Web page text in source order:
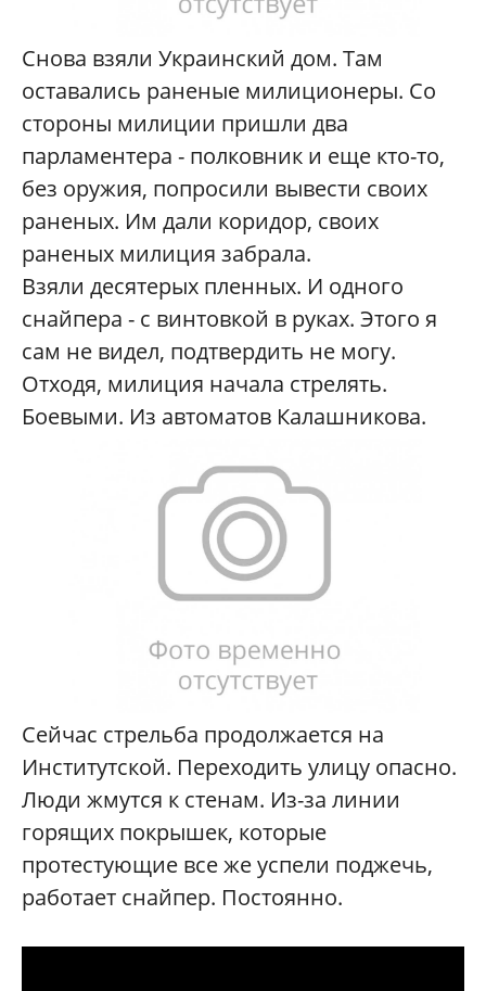
Снова взяли Украинский дом. Там
оставались раненые милиционеры. Со
стороны милиции пришли два
парламентера - полковник и еще кто-то,
без оружия, попросили вывести своих
раненых. Им дали коридор, своих
раненых милиция забрала.
Взяли десятерых пленных. И одного
снайпера - с винтовкой в руках. Этого я
сам не видел, подтвердить не могу.
Отходя, милиция начала стрелять.
Боевыми. Из автоматов Калашникова.
Сейчас стрельба продолжается на
Институтской. Переходить улицу опасно.
Люди жмутся к стенам. Из-за линии
горящих покрышек, которые
протестующие все же успели поджечь,
работает снайпер. Постоянно.